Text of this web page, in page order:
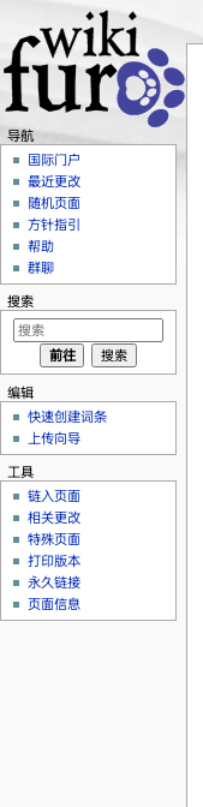
导航
国际门户
最近更改
随机页面
方针指引
帮助
群聊
搜索
编辑
快速创建词条
上传向导
工具
链入页面
相关更改
特殊页面
打印版本
永久链接
页面信息